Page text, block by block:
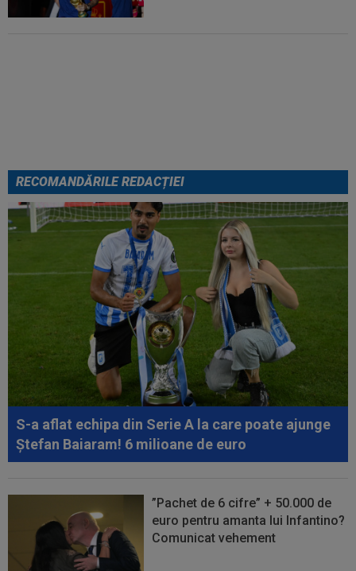
RECOMANDĂRILE REDACȚIEI
S-a aflat echipa din Serie A la care poate ajunge
Ștefan Baiaram! 6 milioane de euro
”Pachet de 6 cifre” + 50.000 de
euro pentru amanta lui Infantino?
Comunicat vehement